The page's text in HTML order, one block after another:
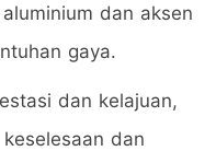
dan aksen
gaya.
dan kelajuan,
dan